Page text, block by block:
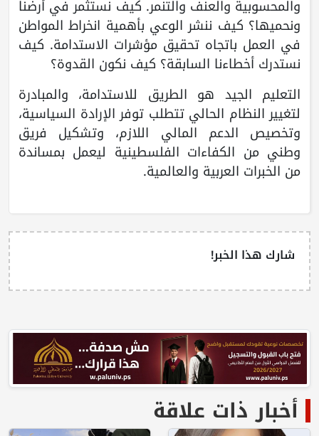
والمحسوبية والعنف والتنمر. كيف نستثمر في أرضنا
ونحميها؟ كيف ننشر الوعي بأهمية انخراط المواطن
في العمل باتجاه تحقيق مؤشرات الاستدامة. كيف
نستدرك أخطاءنا السابقة؟ كيف نكون القدوة؟
التعليم الجيد هو الطريق للاستدامة، والمبادرة
لتغيير النظام الحالي تتطلب توفر الإرادة السياسية،
وتخصيص الدعم المالي اللازم، وتشكيل فريق
وطني من الكفاءات الفلسطينية ليعمل بمساندة
من الخبرات العربية والعالمية.
شارك هذا الخبر!
أخبار ذات علاقة